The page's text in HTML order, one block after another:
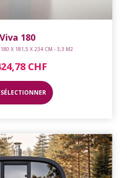
Viva 180
X 181,5 X 234 CM - 3,3 M2
CHF
SÉLECTIONNER